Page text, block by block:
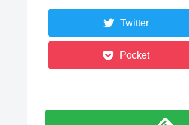
Twitter
Pocket